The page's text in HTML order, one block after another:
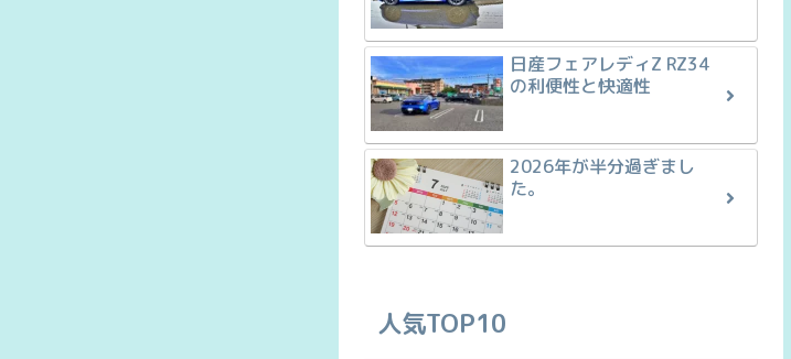
日産フェアレディZ RZ34
の利便性と快適性
2026年が半分過ぎまし
た。
人気TOP10